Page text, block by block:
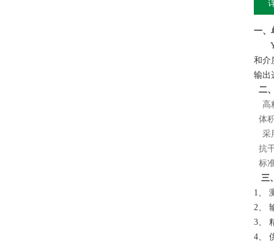
一、
和介
输出
二、
高
体
采
抗
标
三、
1、
2、
3、
4